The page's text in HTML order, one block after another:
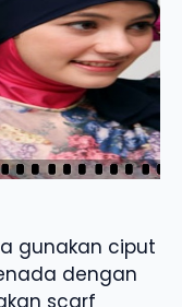
gunakan ciput
dengan
scarf